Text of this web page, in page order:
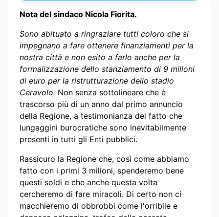
Nota del sindaco Nicola Fiorita.
Sono abituato a ringraziare tutti coloro che si
impegnano a fare ottenere finanziamenti per la
nostra città e non esito a farlo anche per la
formalizzazione dello stanziamento di 9 milioni
di euro per la ristrutturazione dello stadio
Ceravolo. Non senza sottolineare che è
trascorso più di un anno dal primo annuncio
della Regione, a testimonianza del fatto che
lungaggini burocratiche sono inevitabilmente
presenti in tutti gli Enti pubblici.
Rassicuro la Regione che, così come abbiamo
fatto con i primi 3 milioni, spenderemo bene
questi soldi e che anche questa volta
cercheremo di fare miracoli. Di certo non ci
macchieremo di obbrobbi come l'orribile e